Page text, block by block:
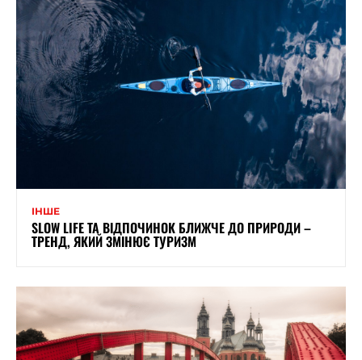
ІНШЕ
SLOW LIFE ТА ВІДПОЧИНОК БЛИЖЧЕ ДО ПРИРОДИ –
ТРЕНД, ЯКИЙ ЗМІНЮЄ ТУРИЗМ